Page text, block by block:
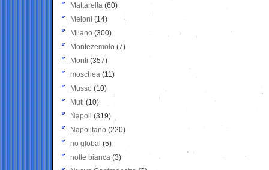
Mattarella (60)
Meloni (14)
Milano (300)
Montezemolo (7)
Monti (357)
moschea (11)
Musso (10)
Muti (10)
Napoli (319)
Napolitano (220)
no global (5)
notte bianca (3)